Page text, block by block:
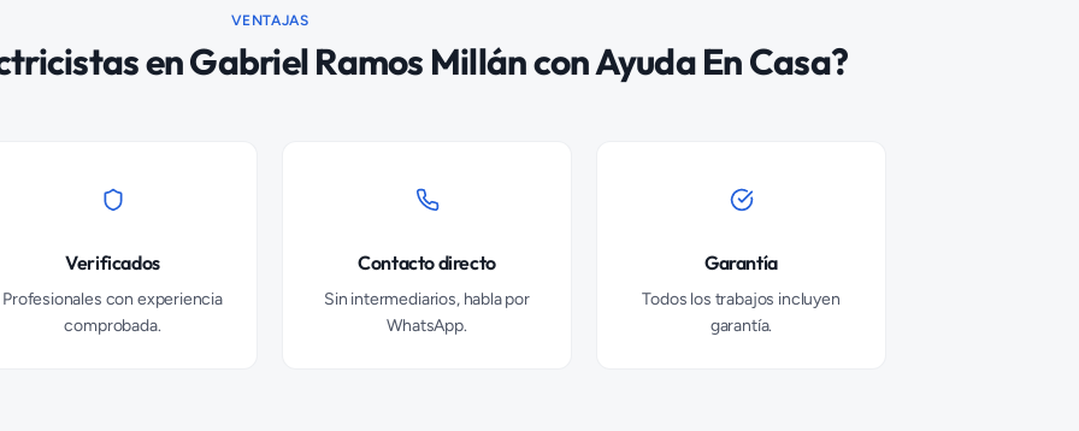
VENTAJAS
enGabriel Ramos Milláncon Ayuda En Casa?
Verificados
Profesionales con experiencia
comprobada.
Contacto directo
Sin intermediarios, habla por
WhatsApp.
Garantía
Todos los trabajos incluyen
garantía.